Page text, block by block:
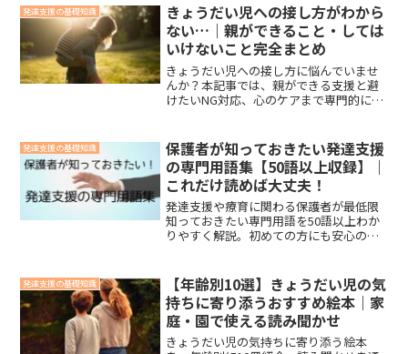
発達支援の基礎知識
きょうだい児への接し方がわから
ない…｜親ができること・しては
いけないこと完全まとめ
きょうだい児への接し方に悩んでいませ
んか？本記事では、親ができる支援と避
けたいNG対応、心のケアまで専門的に解
発達支援の基礎知識
保護者が知っておきたい発達支援
の専門用語集【50語以上収録】｜
これだけ読めば大丈夫！
発達支援や療育に関わる保護者が最低限
知っておきたい専門用語を50語以上わか
りやすく解説。初めての方にも安心の用
発達支援の基礎知識
【年齢別10選】きょうだい児の気
持ちに寄り添うおすすめ絵本｜家
庭・園で使える読み聞かせ
きょうだい児の気持ちに寄り添う絵本